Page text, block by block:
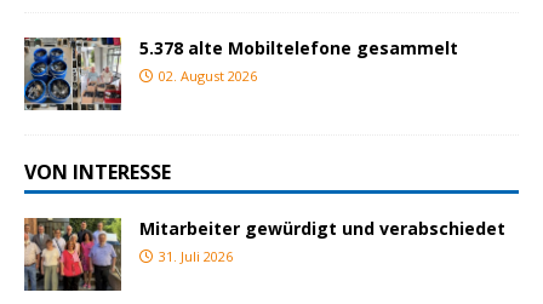
5.378 alte Mobiltelefone gesammelt
02. August 2026
VON INTERESSE
Mitarbeiter gewürdigt und verabschiedet
31. Juli 2026